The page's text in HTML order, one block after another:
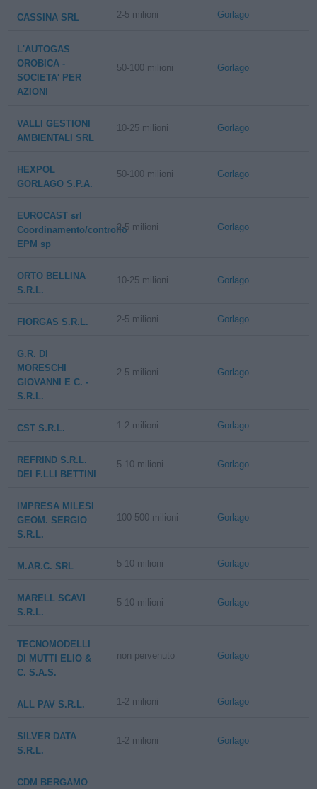
CASSINA SRL 2-5 milioni Gorlago
L'AUTOGAS
OROBICA -
SOCIETA' PER
AZIONI
50-100 milioni Gorlago
VALLI GESTIONI
AMBIENTALI SRL
10-25 milioni Gorlago
HEXPOL
GORLAGO S.P.A.
50-100 milioni Gorlago
EUROCAST srl
Coordinamento/controllo
EPM sp
2-5 milioni Gorlago
ORTO BELLINA
S.R.L.
10-25 milioni Gorlago
FIORGAS S.R.L. 2-5 milioni Gorlago
G.R. DI
MORESCHI
GIOVANNI E C. -
S.R.L.
2-5 milioni Gorlago
CST S.R.L. 1-2 milioni Gorlago
REFRIND S.R.L.
DEI F.LLI BETTINI
5-10 milioni Gorlago
IMPRESA MILESI
GEOM. SERGIO
S.R.L.
100-500 milioni Gorlago
M.AR.C. SRL 5-10 milioni Gorlago
MARELL SCAVI
S.R.L.
5-10 milioni Gorlago
TECNOMODELLI
DI MUTTI ELIO &
C. S.A.S.
non pervenuto Gorlago
ALL PAV S.R.L. 1-2 milioni Gorlago
SILVER DATA
S.R.L.
1-2 milioni Gorlago
CDM BERGAMO